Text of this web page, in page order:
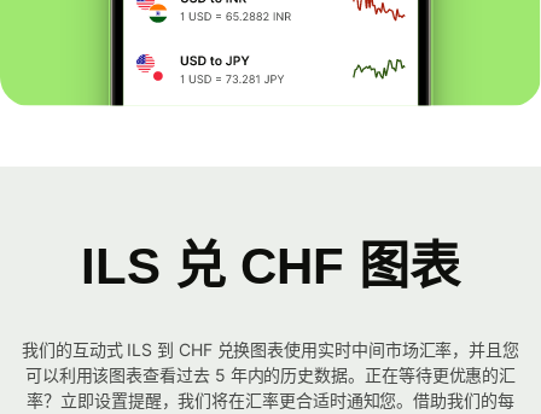
ILS 兑 CHF 图表
我们的互动式 ILS 到 CHF 兑换图表使用实时中间市场汇率，并且您
可以利用该图表查看过去 5 年内的历史数据。正在等待更优惠的汇
率？立即设置提醒，我们将在汇率更合适时通知您。借助我们的每